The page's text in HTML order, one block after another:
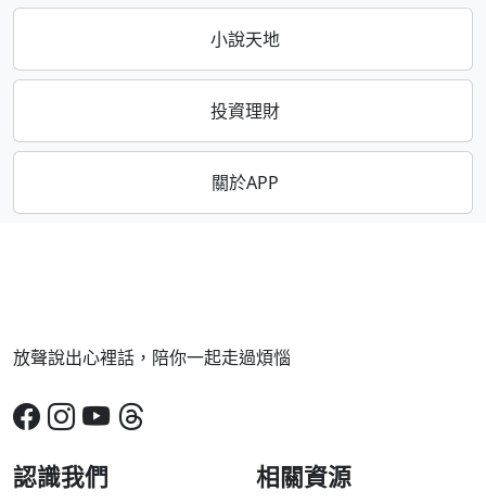
小說天地
投資理財
關於APP
放聲說出心裡話，陪你一起走過煩惱
認識我們 相關資源